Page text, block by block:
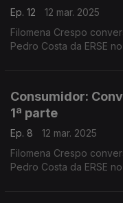
Ep. 12
12 mar. 2025
Filomena Crespo
Pedro Costa da ERSE
Consumidor:
1ª parte
Ep. 8
12 mar. 2025
Filomena Crespo
Pedro Costa da ERSE